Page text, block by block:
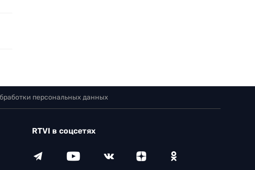
персональных данных
RTVI в соцсетях